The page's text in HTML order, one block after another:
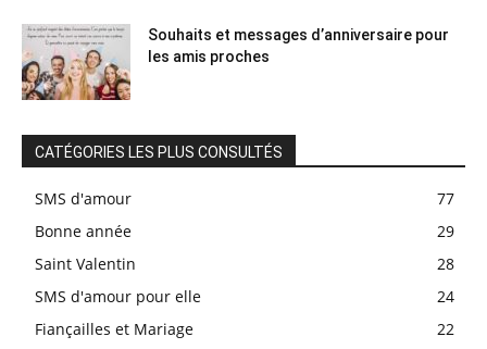
Souhaits et messages d’anniversaire pour
les amis proches
CATÉGORIES LES PLUS CONSULTÉS
SMS d'amour
77
Bonne année
29
Saint Valentin
28
SMS d'amour pour elle
24
Fiançailles et Mariage
22